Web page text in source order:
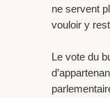
ne servent
vouloir y
Le vote du